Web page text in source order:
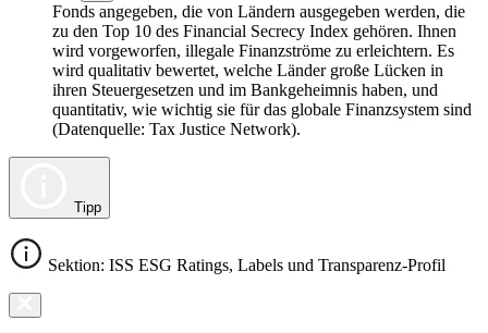
Fonds angegeben, die von Ländern ausgegeben werden, die
zu den Top 10 des Financial Secrecy Index gehören. Ihnen
wird vorgeworfen, illegale Finanzströme zu erleichtern. Es
wird qualitativ bewertet, welche Länder große Lücken in
ihren Steuergesetzen und im Bankgeheimnis haben, und
quantitativ, wie wichtig sie für das globale Finanzsystem sind
(Datenquelle: Tax Justice Network).
Tipp
Sektion: ISS ESG Ratings, Labels und Transparenz-Profil